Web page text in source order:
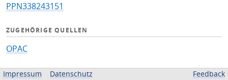
PPN338243151
ZUGEHÖRIGE QUELLEN
OPAC
BEREITGESTELLT VON
Impressum Datenschutz Feedback